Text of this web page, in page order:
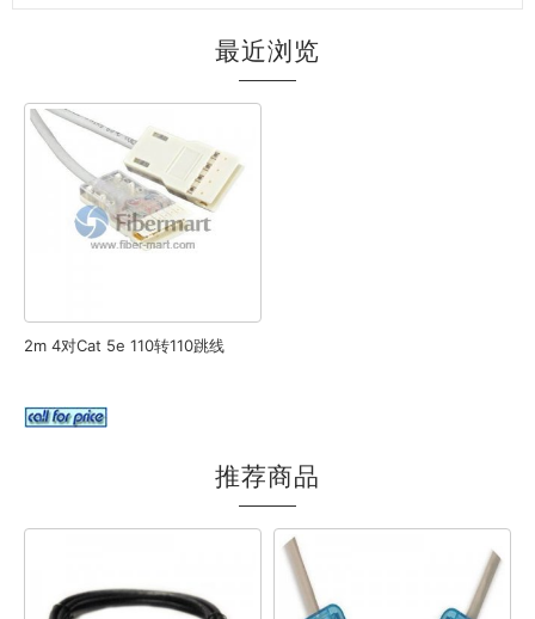
最近浏览
2m 4对Cat 5e 110转110跳线
推荐商品